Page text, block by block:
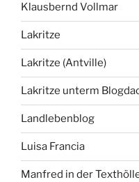
Klausbernd Vollmar
Lakritze
Lakritze (Antville)
Lakritze unterm
Landlebenblog
Luisa Francia
Manfred in der